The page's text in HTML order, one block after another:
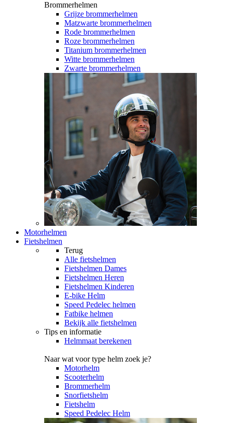
Brommerhelmen
Grijze brommerhelmen
Matzwarte brommerhelmen
Rode brommerhelmen
Roze brommerhelmen
Titanium brommerhelmen
Witte brommerhelmen
Zwarte brommerhelmen
Motorhelmen
Fietshelmen
Terug
Alle fietshelmen
Fietshelmen Dames
Fietshelmen Heren
Fietshelmen Kinderen
E-bike Helm
Speed Pedelec helmen
Fatbike helmen
Bekijk alle fietshelmen
Tips en informatie
Helmmaat berekenen
Naar wat voor type helm zoek je?
Motorhelm
Scooterhelm
Brommerhelm
Snorfietshelm
Fietshelm
Speed Pedelec Helm